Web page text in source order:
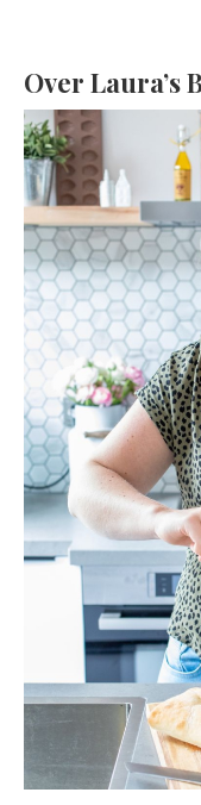
Over Laura’s